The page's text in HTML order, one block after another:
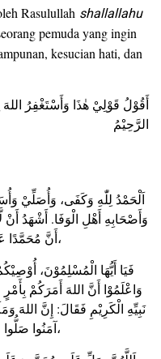
Rasulullah shallallahu
pemuda yang ingin
kesucian hati, dan
أَقُوْلُ قَوْلِيْ هٰذَا وَأَسْتَغْفِرُ
الرَّحِيْمُ
اَلْحَمْدُ لِلّٰهِ وَكَفَى، وَأُصَلِّيْ
وَأَصْحَابِهِ أَهْلِ الْوَفَا. أَشْهَدُ أَنْ
أَنَّ مُحَمَّدًا عَبْدُهُ وَرَسُوْلُهُ أَمَّا بَعْدُ،
فَيَا أَيُّهَا الْمُسْلِمُوْنَ،
وَاعْلَمُوْا أَنَّ اللهَ أَمَرَكُمْ
نَبِيِّهِ الْكَرِيْمِ فَقَالَ: إِنَّ اللهَ
آمَنُوا صَلُّوا عَلَيْهِ وَسَلِّمُوا تَسْلِيمًا،